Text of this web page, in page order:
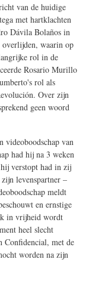
van de huidige
met hartklachten
Dávila Bolaños in
overlijden, waarin op
rol in de
Rosario Murillo
rol als
Over zijn
geen woord
videoboodschap van
had hij na 3 weken
verstopt had in zij
levenspartner –
meldt
en ernstige
in vrijheid wordt
heel slecht
Confidencial, met de
worden na zijn